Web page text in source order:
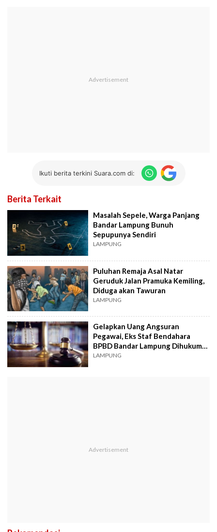
Ikuti berita terkini Suara.com di:
Berita Terkait
Masalah Sepele, Warga Panjang
Bandar Lampung Bunuh
Sepupunya Sendiri
LAMPUNG
Puluhan Remaja Asal Natar
Geruduk Jalan Pramuka Kemiling,
Diduga akan Tawuran
LAMPUNG
Gelapkan Uang Angsuran
Pegawai, Eks Staf Bendahara
BPBD Bandar Lampung Dihukum
Bayar Uang Pengganti
LAMPUNG